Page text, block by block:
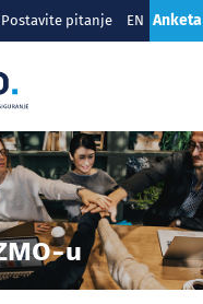
Postavite pitanje EN Anketa
u